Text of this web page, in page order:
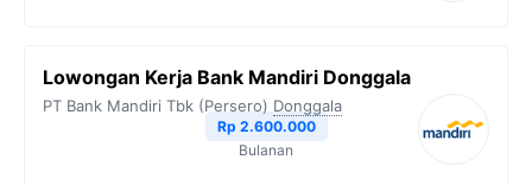
Lowongan Kerja Bank Mandiri Donggala
PT Bank Mandiri Tbk (Persero) Donggala
Rp 2.600.000
Bulanan